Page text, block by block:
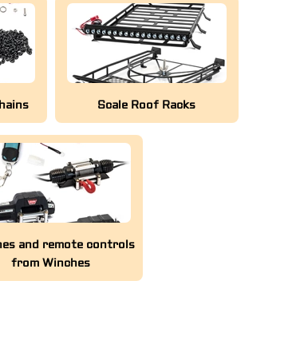
Scale Roof Racks
and remote controls
from Winches